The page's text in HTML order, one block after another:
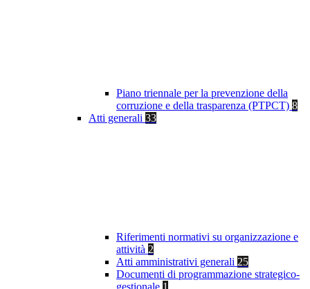
Piano triennale per la prevenzione della
corruzione e della trasparenza (PTPCT) 8
Atti generali 33
Riferimenti normativi su organizzazione e
attività 2
Atti amministrativi generali 25
Documenti di programmazione strategico-